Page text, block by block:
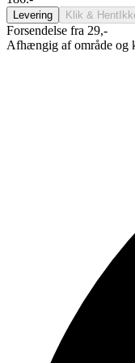
Levering Klik & Hent
Forsendelse fra 29,-
Afhængig af område og